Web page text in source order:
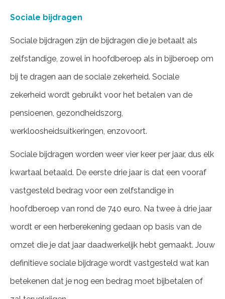
Sociale bijdragen
Sociale bijdragen zijn de bijdragen die je betaalt als
zelfstandige, zowel in hoofdberoep als in bijberoep om
bij te dragen aan de sociale zekerheid. Sociale
zekerheid wordt gebruikt voor het betalen van de
pensioenen, gezondheidszorg,
werkloosheidsuitkeringen, enzovoort.
Sociale bijdragen worden weer vier keer per jaar, dus elk
kwartaal betaald. De eerste drie jaar is dat een vooraf
vastgesteld bedrag voor een zelfstandige in
hoofdberoep van rond de 740 euro. Na twee à drie jaar
wordt er een herberekening gedaan op basis van de
omzet die je dat jaar daadwerkelijk hebt gemaakt. Jouw
definitieve sociale bijdrage wordt vastgesteld wat kan
betekenen dat je nog een bedrag moet bijbetalen of